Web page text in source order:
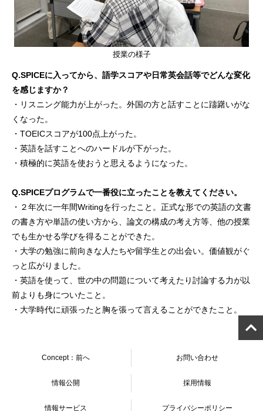
授業の様子
Q.SPICEに入ってから、語学スコアや日常英会話等でどんな変化
を感じますか？
・リスニング能力が上がった。外国の方と話すことに躊躇いがな
くなった。
・TOEICスコアが100点上がった。
・英語を話すことへのハードルが下がった。
・積極的に英語を使おうと思えるようになった。
Q.SPICEプログラムで一番役に立ったことを教えてください。
・２年次に一年間Writingを行ったこと。正式な形での英語の文書
の書き方や単語の使い方から、論文の構成の考え方等、他の授業
でも生かせる学びを得ることができた。
・大学の勉強に前向きな人たちや留学生との出会い。価値観がぐ
っと広がりました。
・英語を使って、世の中の問題について考えたり討論する力が以
前よりも身についたこと。
・大学時代に頑張ったと胸を張って言えることができたこと。
Concept：前へ お問い合わせ
情報公開 採用情報
情報サービス プライバシーポリシー